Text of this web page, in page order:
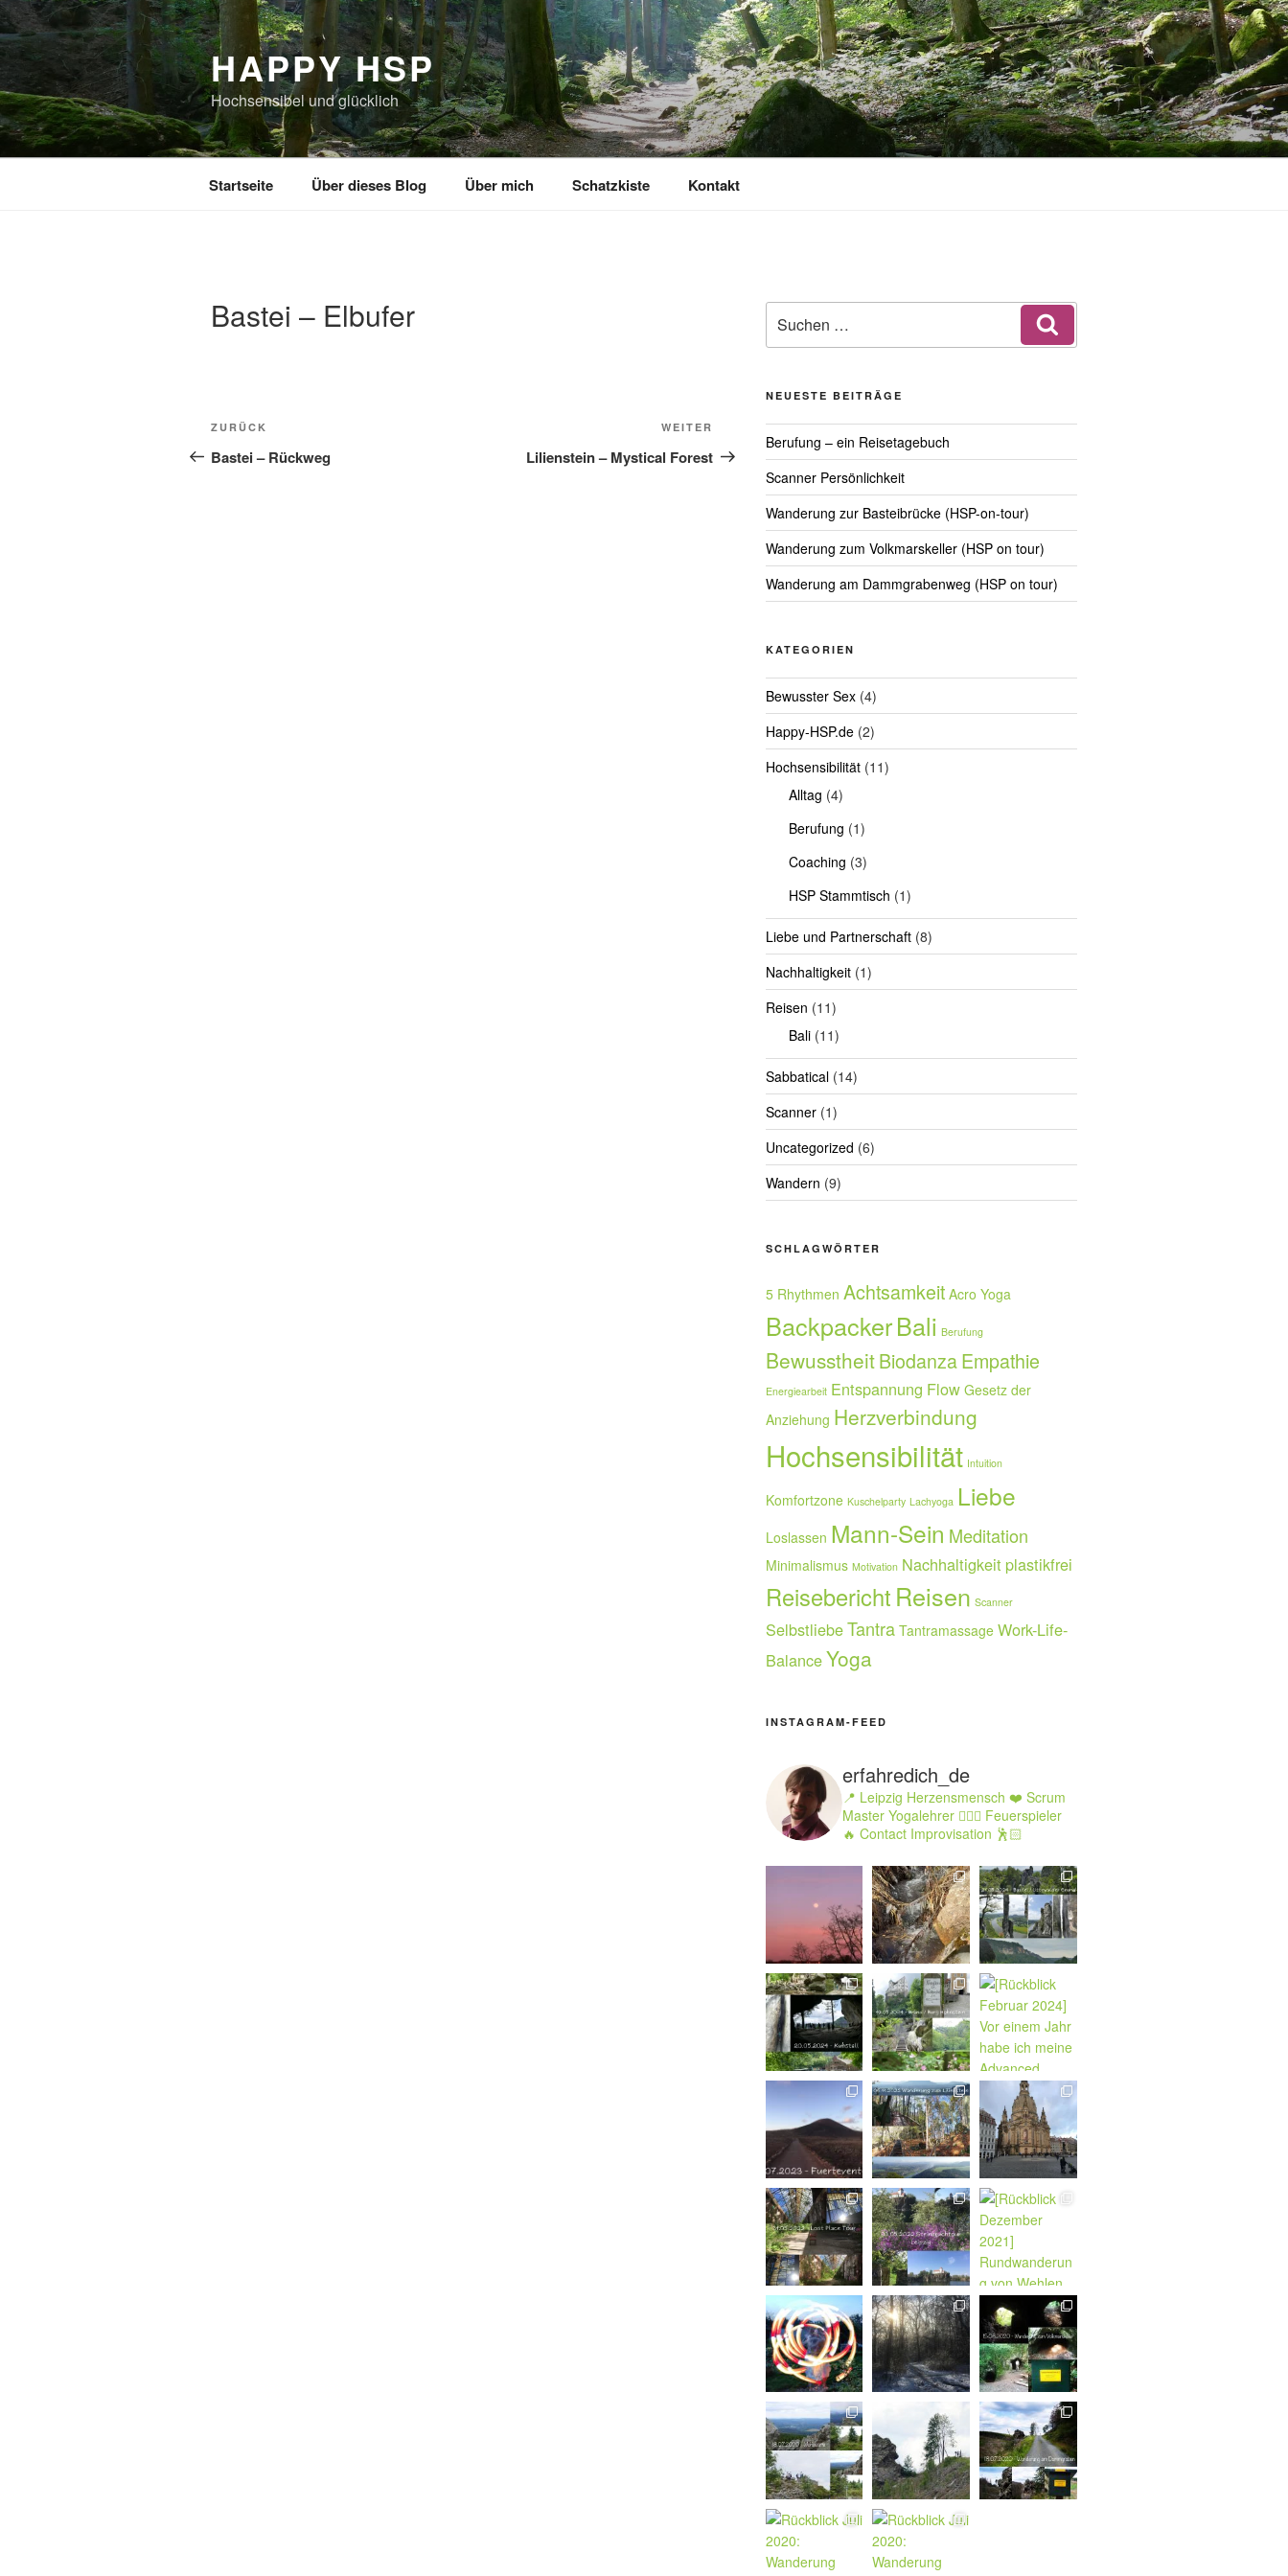
Zum
Inhalt
springen
HAPPY HSP
Hochsensibel und glücklich
Startseite Über dieses Blog Über mich Schatzkiste Kontakt
Bastei – Elbufer
Beitragsnavigation
Vorheriger
Beitrag
ZURÜCK
Bastei – Rückweg
Nächster
Beitrag
WEITER
Lilienstein – Mystical Forest
nach:
NEUESTE BEITRÄGE
Berufung – ein Reisetagebuch
Scanner Persönlichkeit
Wanderung zur Basteibrücke (HSP-on-tour)
Wanderung zum Volkmarskeller (HSP on tour)
Wanderung am Dammgrabenweg (HSP on tour)
KATEGORIEN
Bewusster Sex(4)
Happy-HSP.de(2)
Hochsensibilität(11)
Alltag (4)
Berufung (1)
Coaching (3)
HSP Stammtisch (1)
Liebe und Partnerschaft(8)
Nachhaltigkeit(1)
Reisen (11)
Bali(11)
Sabbatical(14)
Scanner(1)
Uncategorized (6)
Wandern (9)
SCHLAGWÖRTER
5 Rhythmen Achtsamkeit Acro Yoga
BackpackerBali Berufung
BewusstheitBiodanzaEmpathie
Energiearbeit Entspannung Flow Gesetz der
Anziehung Herzverbindung
Hochsensibilität Intuition
Komfortzone Kuschelparty Lachyoga Liebe
Loslassen Mann-Sein Meditation
Minimalismus Motivation Nachhaltigkeit plastikfrei
Reisebericht Reisen Scanner
SelbstliebeTantra Tantramassage Work-Life-
BalanceYoga
INSTAGRAM-FEED
erfahredich_de
📍 Leipzig Herzensmensch ❤️ Scrum
Master Yogalehrer 🧘🏻‍♂️ Feuerspieler
🔥 Contact Improvisation 🕺🏻